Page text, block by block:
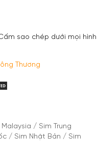
sao chép dưới mọi hình
Malaysia / Sim Trung
/ Sim Nhật Bản / Sim